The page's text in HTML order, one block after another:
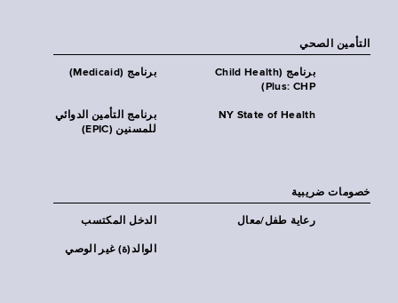
التأمين الصحي
برنامج (Medicaid)
برنامج (Child Health
Plus: CHP)
برنامج التأمين الدوائي
للمسنين (EPIC)
NY State of Health
خصومات ضريبية
الدخل المكتسب رعاية طفل/معال
الوالد(ة) غير الوصي